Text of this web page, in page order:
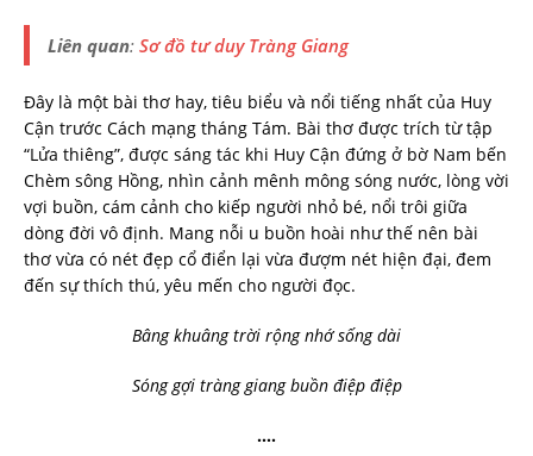
Liên quan: Sơ đồ tư duy Tràng Giang
Đây là một bài thơ hay, tiêu biểu và nổi tiếng nhất của Huy
Cận trước Cách mạng tháng Tám. Bài thơ được trích từ tập
“Lửa thiêng”, được sáng tác khi Huy Cận đứng ở bờ Nam bến
Chèm sông Hồng, nhìn cảnh mênh mông sóng nước, lòng vời
vợi buồn, cám cảnh cho kiếp người nhỏ bé, nổi trôi giữa
dòng đời vô định. Mang nỗi u buồn hoài như thế nên bài
thơ vừa có nét đẹp cổ điển lại vừa đượm nét hiện đại, đem
đến sự thích thú, yêu mến cho người đọc.
Bâng khuâng trời rộng nhớ sống dài
Sóng gợi tràng giang buồn điệp điệp
….